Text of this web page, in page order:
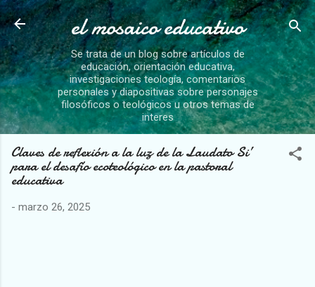
Ir al contenido principal
el mosaico educativo
Se trata de un blog sobre artículos de
educación, orientación educativa,
investigaciones teología, comentarios
personales y diapositivas sobre personajes
filosóficos o teológicos u otros temas de
interes
Claves de reflexión a la luz de la Laudato Si’
para el desafío ecoteológico en la pastoral
educativa
- marzo 26, 2025